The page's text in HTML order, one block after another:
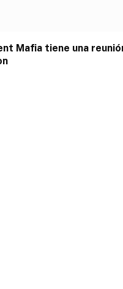
Mafia tiene una